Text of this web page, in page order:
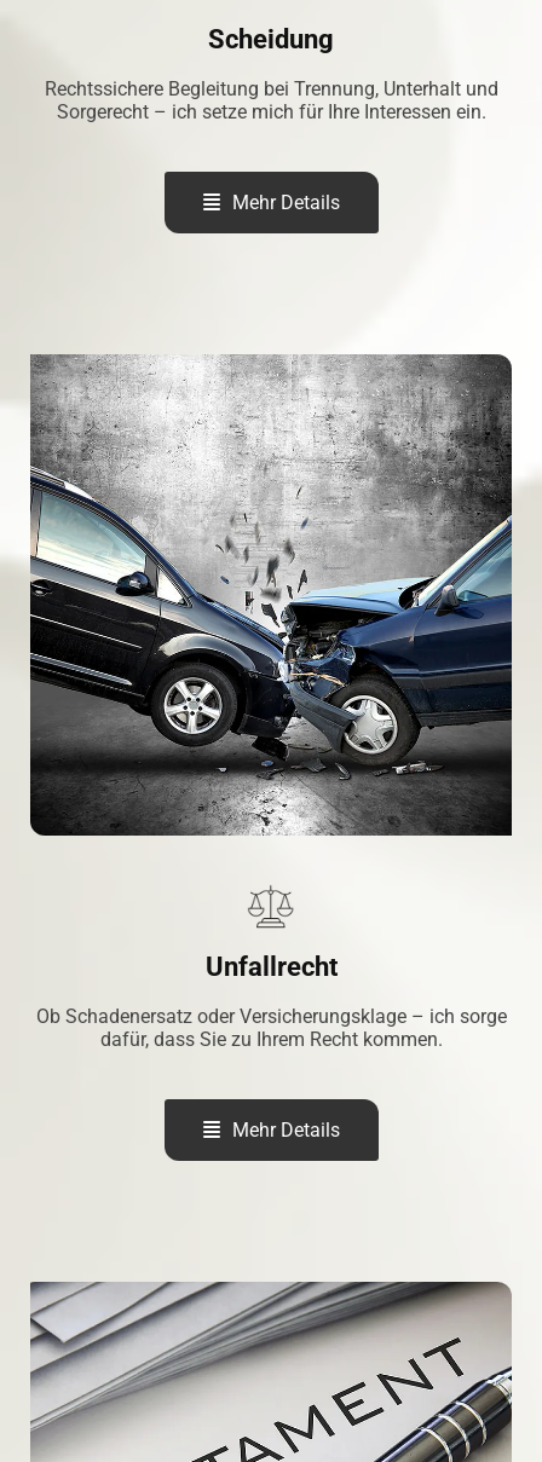
Scheidung
Rechtssichere Begleitung bei Trennung, Unterhalt und
Sorgerecht – ich setze mich für Ihre Interessen ein.
Mehr Details
Unfallrecht
Ob Schadenersatz oder Versicherungsklage – ich sorge
dafür, dass Sie zu Ihrem Recht kommen.
Mehr Details